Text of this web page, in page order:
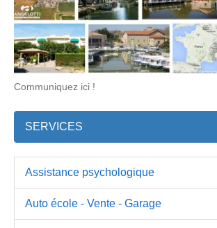
Communiquez ici !
SERVICES
Assistance psychologique
Auto école - Vente - Garage